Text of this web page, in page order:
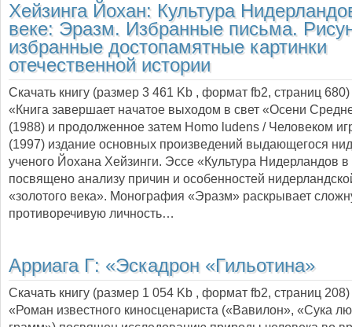
Хейзинга Йохан: Культура
веке: Эразм. Избранные письма.
избранные достопамятные картинки
отечественной истории
Скачать книгу (размер 3 461 Kb , формат fb2, страниц 680
«Книга завершает начатое выходом в свет «Осени
(1988) и продолженное затем Homo ludens / Человеком
(1997) издание основных произведений выдающегося
ученого Йохана Хейзинги. Эссе «Культура Нидерландов в
посвящено анализу причин и особенностей
«золотого века». Монография «Эразм» раскрывает
противоречивую личность…
Арриага Г: «Эскадрон «Гильотина»
Скачать книгу (размер 1 054 Kb , формат fb2, страниц 208
«Роман известного киносценариста («Вавилон», «Сука